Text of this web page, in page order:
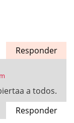
Responder
a todos.
Responder